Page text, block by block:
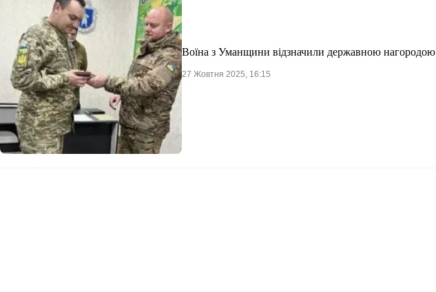
Воїна з Уманщини відзначили державною нагородою
27 Жовтня 2025, 16:15